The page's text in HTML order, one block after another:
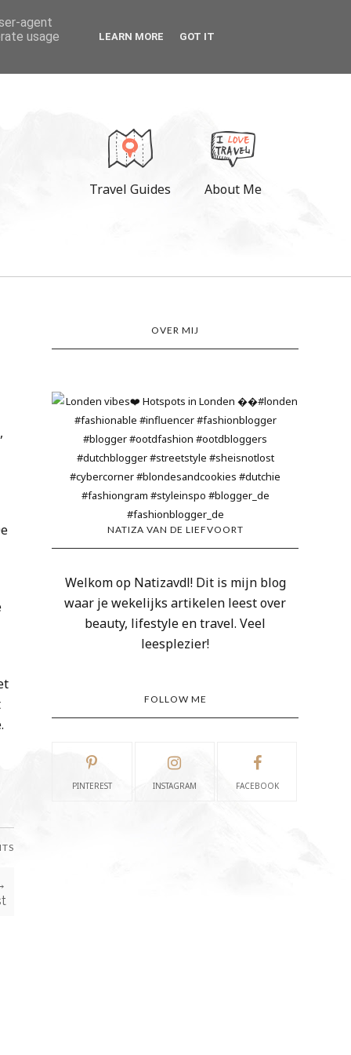
Travel Guides About Me
OVER MIJ
NATIZA VAN DE LIEFVOORT
Welkom op Natizavdl! Dit is mijn blog
waar je wekelijks artikelen leest over
beauty, lifestyle en travel. Veel
leesplezier!
FOLLOW ME
PINTEREST INSTAGRAM FACEBOOK
agent
usage
LEARN MORE GOT IT